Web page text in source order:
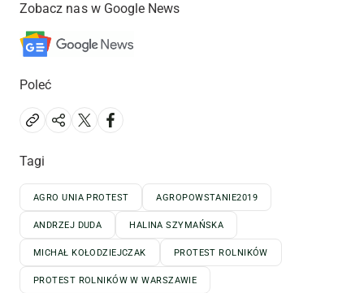
Zobacz nas w Google News
Poleć
Tagi
AGRO UNIA PROTEST AGROPOWSTANIE2019
ANDRZEJ DUDA HALINA SZYMAŃSKA
MICHAŁ KOŁODZIEJCZAK PROTEST ROLNIKÓW
PROTEST ROLNIKÓW W WARSZAWIE